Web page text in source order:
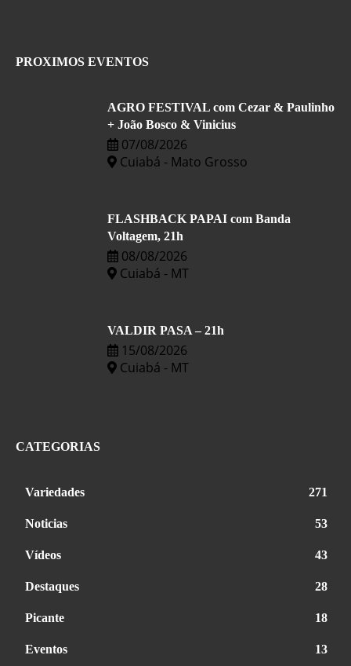
PROXIMOS EVENTOS
AGRO FESTIVAL com Cezar & Paulinho
+ João Bosco & Vinicius
07/08/2026
Cuiabá - Mato Grosso
FLASHBACK PAPAI com Banda
Voltagem, 21h
08/08/2026
Cuiabá - MT
VALDIR PASA – 21h
15/08/2026
Cuiabá - MT
CATEGORIAS
Variedades 271
Noticias 53
Vídeos 43
Destaques 28
Picante 18
Eventos 13